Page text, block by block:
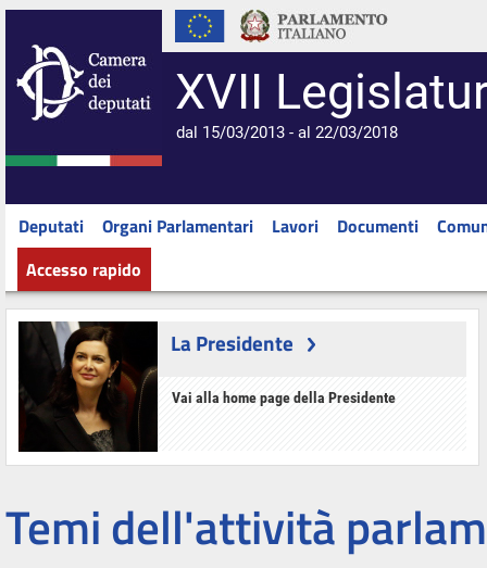
XVII
dal 15/03/2013 - al 22/03/2018
Deputati Organi Parlamentari Lavori Documenti
Accesso rapido
La Presidente
Vai alla home page della Presidente
Temi dell'attività